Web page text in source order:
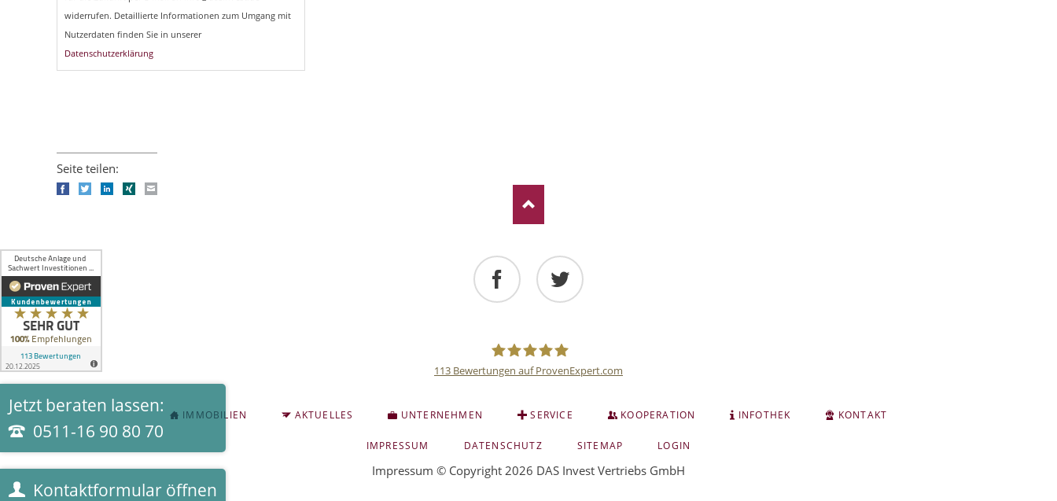
Jetzt beraten lassen:
0511-16 90 80 70
Kontaktformular öffnen
widerrufen. Detaillierte Informationen zum Umgang mit
Nutzerdaten finden Sie in unserer
Datenschutzerklärung
Seite teilen:
FacebookTwitterLinkedIn
Xing
und
113 Bewertungen auf ProvenExpert.com
NAVIGATION
ÜBERSPRINGEN
IMMOBILIEN AKTUELLES UNTERNEHMEN SERVICE KOOPERATION INFOTHEK
KONTAKT
ÜBERSPRINGEN
IMPRESSUM DATENSCHUTZ SITEMAP LOGIN
Impressum © Copyright 2026 DAS Invest Vertriebs GmbH